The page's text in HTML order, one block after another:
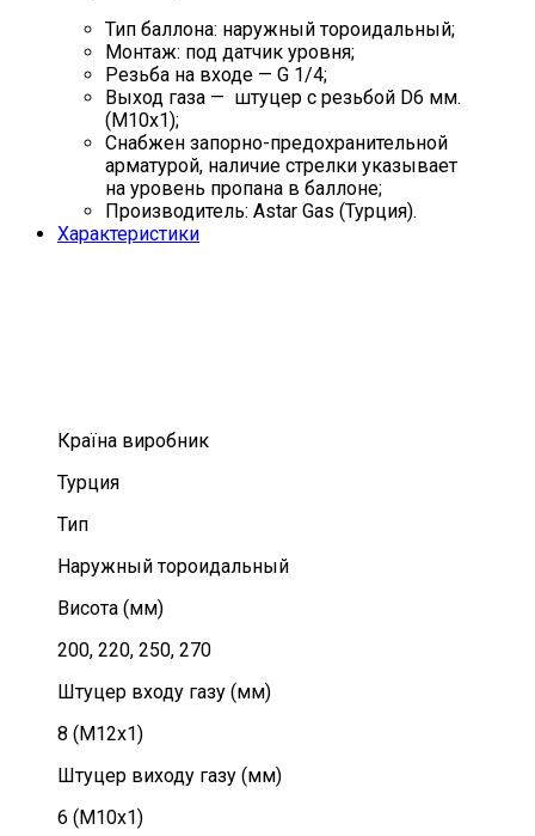
Тип баллона: наружный тороидальный;
Монтаж: под датчик уровня;
Резьба на входе — G 1/4;
Выход газа — штуцер с резьбой D6 мм.
(M10x1);
Снабжен запорно-предохранительной
арматурой, наличие стрелки указывает
на уровень пропана в баллоне;
Производитель: Astar Gas (Турция).
Характеристики
Країна виробник
Турция
Тип
Наружный тороидальный
Висота (мм)
200, 220, 250, 270
Штуцер входу газу (мм)
8 (M12x1)
Штуцер виходу газу (мм)
6 (M10x1)